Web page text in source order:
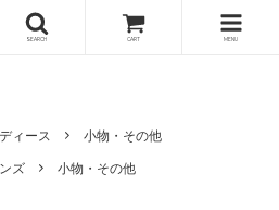
SEARCH CART MENU
ィース
小物・その他
ズ
小物・その他